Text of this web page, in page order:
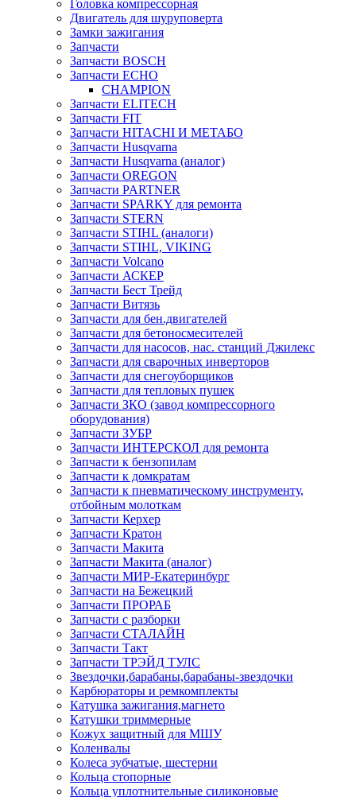
Головка компрессорная
Двигатель для шуруповерта
Замки зажигания
Запчасти
Запчасти BOSCH
Запчасти ECHO
CHAMPION
Запчасти ELITECH
Запчасти FIT
Запчасти HITACHI И МЕТАБО
Запчасти Husqvarna
Запчасти Husqvarna (аналог)
Запчасти OREGON
Запчасти PARTNER
Запчасти SPARKY для ремонта
Запчасти STERN
Запчасти STIHL (аналоги)
Запчасти STIHL, VIKING
Запчасти Volcano
Запчасти АСКЕР
Запчасти Бест Трейд
Запчасти Витязь
Запчасти для бен.двигателей
Запчасти для бетоносмесителей
Запчасти для насосов, нас. станций Джилекс
Запчасти для сварочных инверторов
Запчасти для снегоуборщиков
Запчасти для тепловых пушек
Запчасти ЗКО (завод компрессорного
оборудования)
Запчасти ЗУБР
Запчасти ИНТЕРСКОЛ для ремонта
Запчасти к бензопилам
Запчасти к домкратам
Запчасти к пневматическому инструменту,
отбойным молоткам
Запчасти Керхер
Запчасти Кратон
Запчасти Макита
Запчасти Макита (аналог)
Запчасти МИР-Екатеринбург
Запчасти на Бежецкий
Запчасти ПРОРАБ
Запчасти с разборки
Запчасти СТАЛАЙН
Запчасти Такт
Запчасти ТРЭЙД ТУЛС
Звездочки,барабаны,барабаны-звездочки
Карбюраторы и ремкомплекты
Катушка зажигания,магнето
Катушки триммерные
Кожух защитный для МШУ
Коленвалы
Колеса зубчатые, шестерни
Кольца стопорные
Кольца уплотнительные силиконовые